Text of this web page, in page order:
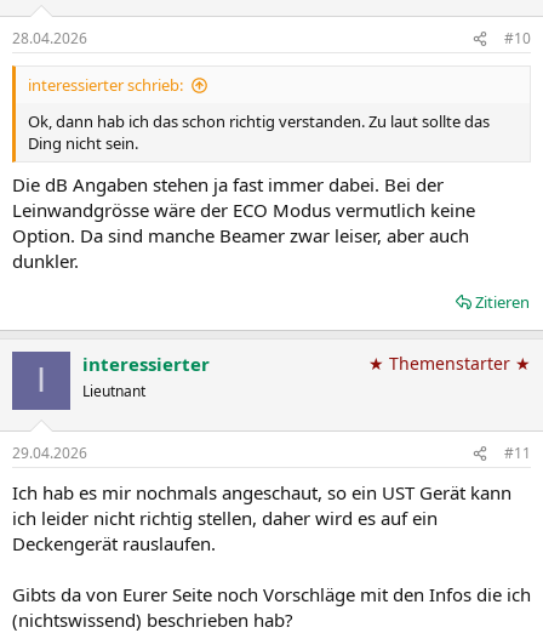
28.04.2026 #10
interessierter schrieb:
Ok, dann hab ich das schon richtig verstanden. Zu laut sollte das
Ding nicht sein.
Die dB Angaben stehen ja fast immer dabei. Bei der
Leinwandgrösse wäre der ECO Modus vermutlich keine
Option. Da sind manche Beamer zwar leiser, aber auch
dunkler.
Zitieren
I interessierter
Lieutnant
★ Themenstarter ★
29.04.2026 #11
Ich hab es mir nochmals angeschaut, so ein UST Gerät kann
ich leider nicht richtig stellen, daher wird es auf ein
Deckengerät rauslaufen.
Gibts da von Eurer Seite noch Vorschläge mit den Infos die ich
(nichtswissend) beschrieben hab?